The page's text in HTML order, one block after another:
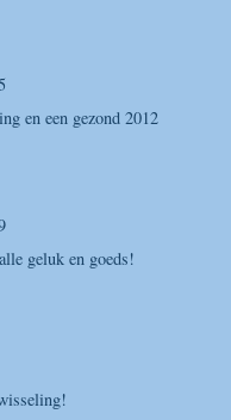
en een gezond 2012
geluk en goeds!